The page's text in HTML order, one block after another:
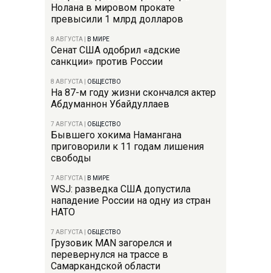
Нолана в мировом прокате
превысили 1 млрд долларов
8 АВГУСТА В МИРЕ
Сенат США одобрил «адские
санкции» против России
8 АВГУСТА ОБЩЕСТВО
На 87-м году жизни скончался актер
Абдуманнон Убайдуллаев
7 АВГУСТА ОБЩЕСТВО
Бывшего хокима Намангана
приговорили к 11 годам лишения
свободы
7 АВГУСТА В МИРЕ
WSJ: разведка США допустила
нападение России на одну из стран
НАТО
7 АВГУСТА ОБЩЕСТВО
Грузовик MAN загорелся и
перевернулся на трассе в
Самаркандской области